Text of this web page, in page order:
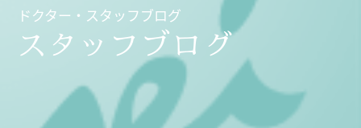
ドクター・スタッフブログ
スタッフブログ